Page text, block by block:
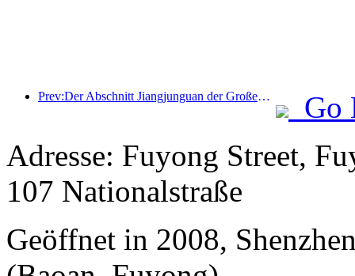
Prev:Der Abschnitt Jiangjunguan der Großen Mauer im Bezirk Pinggu in Peking soll voraussichtlich bereits Ende 2026 für die Öffentlichkeit zugänglich gemacht werden.
Go
Adresse: Fuyong Street,
107 Nationalstraße
Geöffnet in 2008,